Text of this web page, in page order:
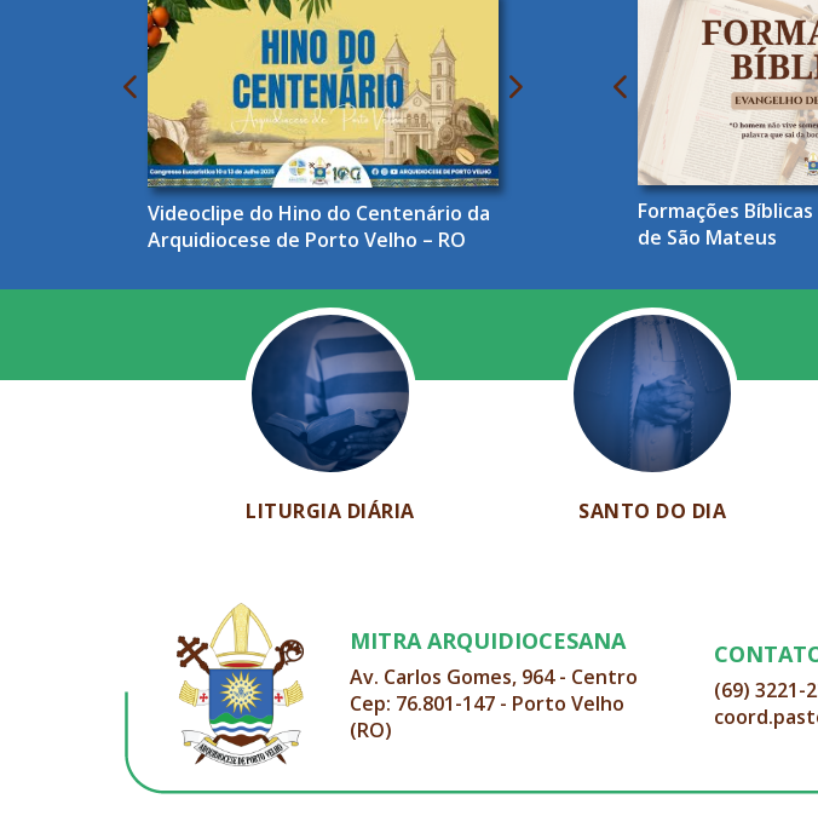
Videoclipe do Hino do Centenário da
Arquidiocese de Porto Velho – RO
Formações
de São Mateus
LITURGIA DIÁRIA SANTO DO DIA
MITRA ARQUIDIOCESANA
Av. Carlos Gomes, 964 - Centro
Cep: 76.801-147 - Porto Velho
(RO)
(69) 3221-